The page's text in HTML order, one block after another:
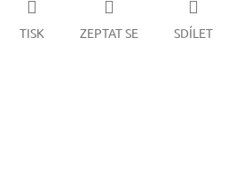
TISK ZEPTAT SE SDÍLET